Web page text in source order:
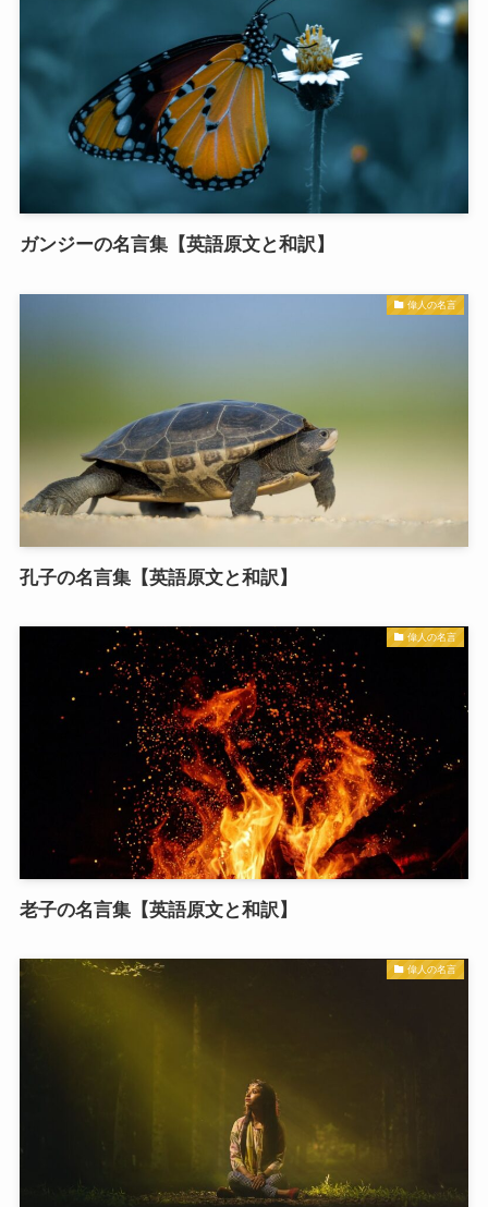
ガンジーの名言集【英語原文と和訳】
偉人の名言
孔子の名言集【英語原文と和訳】
偉人の名言
老子の名言集【英語原文と和訳】
偉人の名言